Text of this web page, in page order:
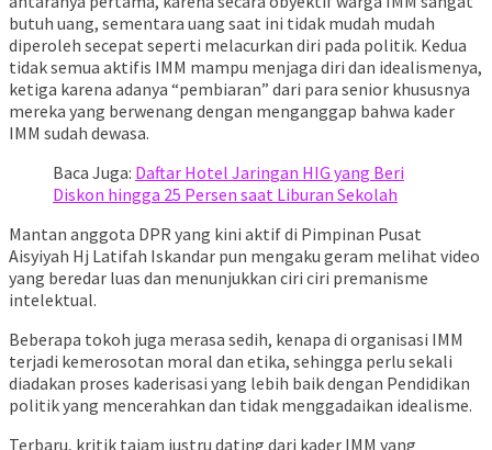
butuh uang, sementara uang saat ini tidak mudah mudah
diperoleh secepat seperti melacurkan diri pada politik. Kedua
tidak semua aktifis IMM mampu menjaga diri dan idealismenya,
ketiga karena adanya “pembiaran” dari para senior khususnya
mereka yang berwenang dengan menganggap bahwa kader
IMM sudah dewasa.
Baca Juga: Daftar Hotel Jaringan HIG yang Beri
Diskon hingga 25 Persen saat Liburan Sekolah
Mantan anggota DPR yang kini aktif di Pimpinan Pusat
Aisyiyah Hj Latifah Iskandar pun mengaku geram melihat video
yang beredar luas dan menunjukkan ciri ciri premanisme
intelektual.
Beberapa tokoh juga merasa sedih, kenapa di organisasi IMM
terjadi kemerosotan moral dan etika, sehingga perlu sekali
diadakan proses kaderisasi yang lebih baik dengan Pendidikan
politik yang mencerahkan dan tidak menggadaikan idealisme.
Terbaru, kritik tajam justru dating dari kader IMM yang